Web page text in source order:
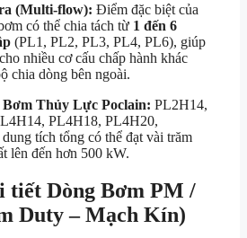
(Multi-flow): Điểm đặc biệt của
có thể chia tách từ 1 đến 6
(PL1, PL2, PL3, PL4, PL6), giúp
nhiều cơ cấu chấp hành khác
chia dòng bên ngoài.
Bơm Thủy Lực Poclain: PL2H14,
PL4H18, PL4H20,
tích tổng có thể đạt vài trăm
lên đến hơn 500 kW.
tiết Dòng Bơm PM /
Duty – Mạch Kín)